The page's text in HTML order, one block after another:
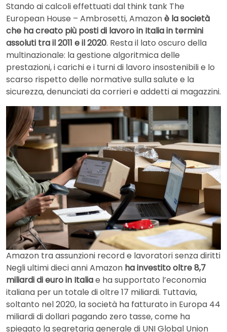
Stando ai calcoli effettuati dal think tank The
European House – Ambrosetti, Amazonè la società
che ha creato più posti di lavoro in Italia in termini
assoluti tra il 2011 e il 2020. Resta il lato oscuro della
multinazionale: la gestione algoritmica delle
prestazioni, i carichi e i turni di lavoro insostenibili e lo
scarso rispetto delle normative sulla salute e la
sicurezza, denunciati da corrieri e addetti ai magazzini.
Amazon tra assunzioni record e lavoratori senza diritti
Negli ultimi dieci anni Amazon ha investito oltre 8,7
miliardi di euro in Italiae ha supportato l’economia
italiana per un totale di oltre 17 miliardi. Tuttavia,
soltanto nel 2020, la società ha fatturato in Europa 44
miliardi di dollari pagando zero tasse, come ha
spiegato la segretaria generale di UNI Global Union